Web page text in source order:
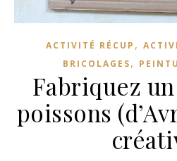
ACTIVITÉ RÉCUP ,
BRICOLAGES,
Fabriquez
poissons